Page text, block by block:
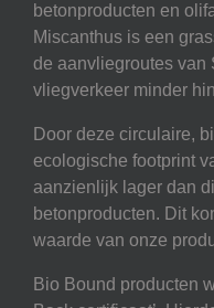
betonproducten en
Miscanthus is een
de aanvliegroutes van
vliegverkeer minder
Door deze circulaire,
ecologische footprint
aanzienlijk lager dan
betonproducten. Dit
waarde van onze
Bio Bound producten